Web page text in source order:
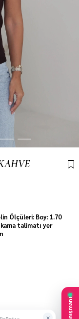
Ölçüleri: Boy: 1.70
talimatı yer